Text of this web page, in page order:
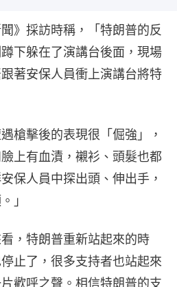
》採訪時稱，「特朗普的反
下躲在了演講台後面，現場
著安保人員衝上演講台將特
槍擊後的表現很「倔強」，
臉上有血漬，襯衫、頭髮也都
保人員中探出頭、伸出手，
」
，特朗普重新站起來的時
止了，很多支持者也站起來
歡呼之聲。相信特朗普的支